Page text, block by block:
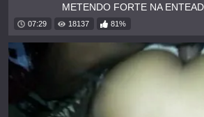
METENDO FORTE NA
07:29 18137 81%